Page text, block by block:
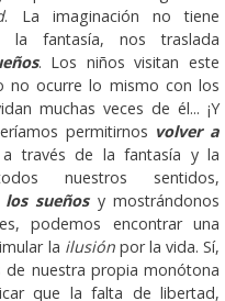
. La imaginación no tiene
fantasía, nos traslada
. Los niños visitan este
no ocurre lo mismo con los
muchas veces de él... ¡Y
permitirnos volver a
través de la fantasía y la
nuestros sentidos,
sueñosy mostrándonos
podemos encontrar una
la ilusiónpor la vida. Sí,
nuestra propia monótona
que la falta de libertad,